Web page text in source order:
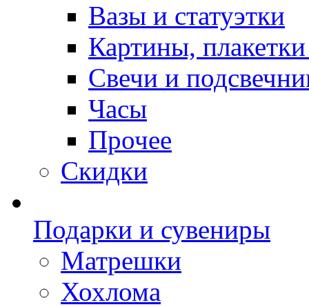
Вазы и статуэтки
Картины,
Свечи и
Часы
Прочее
Скидки
Подарки и сувениры
Матрешки
Хохлома